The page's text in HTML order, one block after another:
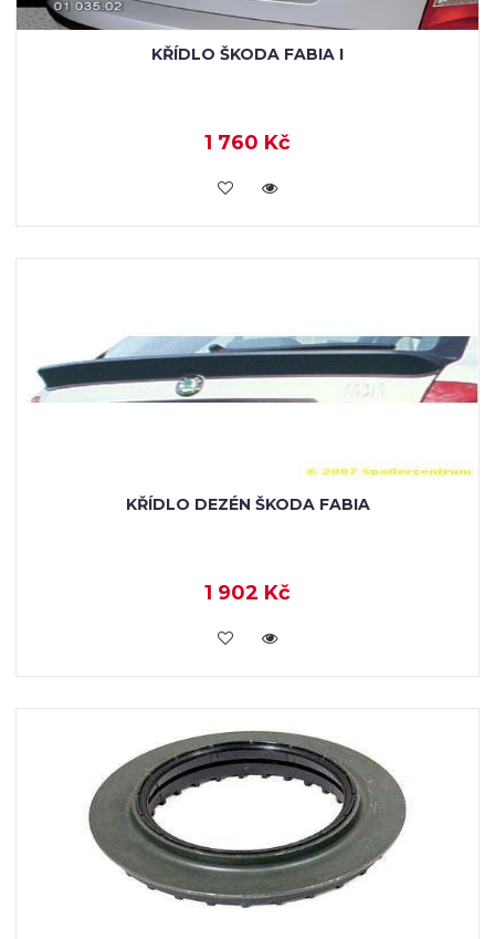
KŘÍDLO ŠKODA FABIA I
1 760 Kč
KOUPIT
KŘÍDLO DEZÉN ŠKODA FABIA
1 902 Kč
KOUPIT